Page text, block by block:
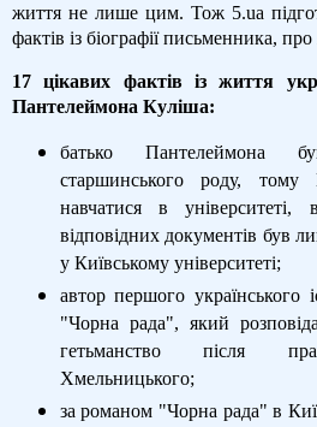
життя не лише цим. Тож 5.ua
фактів із біографії письменника,
17 цікавих фактів із життя
Пантелеймона Куліша:
батько Пантелеймона
старшинського роду,
навчатися в університеті,
відповідних документів був
у Київському університеті;
автор першого українського
"Чорна рада", який
гетьманство після
Хмельницького;
за романом "Чорна рада" в